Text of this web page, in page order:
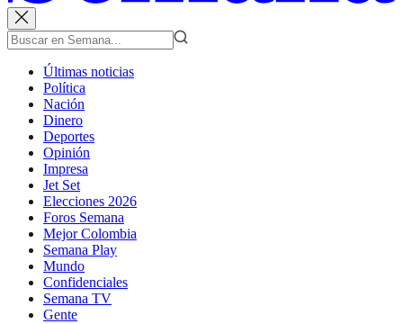
Últimas noticias
Política
Nación
Dinero
Deportes
Opinión
Impresa
Jet Set
Elecciones 2026
Foros Semana
Mejor Colombia
Semana Play
Mundo
Confidenciales
Semana TV
Gente